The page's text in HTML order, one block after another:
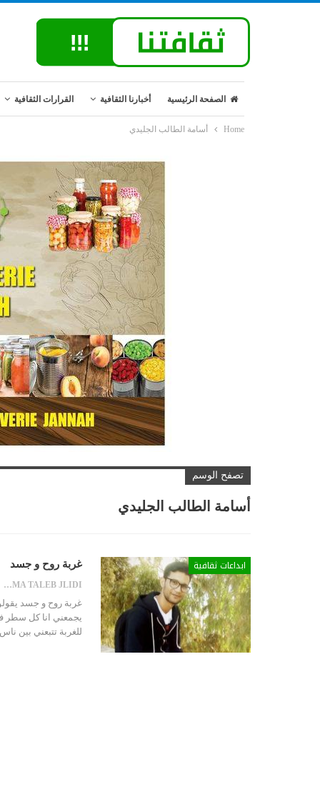
الصفحة الرئيسية أخبارنا الثقافية القرارات الثقافية
Home أسامة الطالب الجليدي
تصفح الوسم
أسامة الطالب الجليدي
ابداعات ثقافية غربة روح و جسد
OUSSAMA TALEB JLIDI
غربة روح و جسد
يجمعني انا كل سطر
للغربة تتبعني بين